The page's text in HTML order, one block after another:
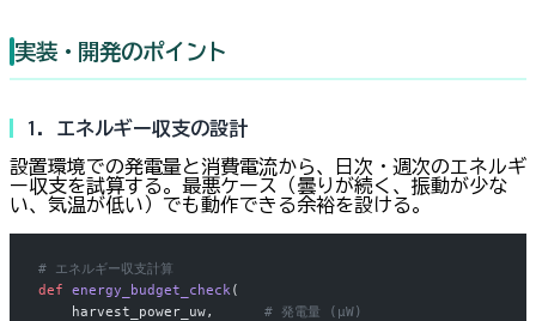
実装・開発のポイント
1. エネルギー収支の設計
設置環境での発電量と消費電流から、日次・週次のエネルギ
ー収支を試算する。最悪ケース（曇りが続く、振動が少な
い、気温が低い）でも動作できる余裕を設ける。
# エネルギー収支計算
def energy_budget_check (
    harvest_power_uw,
# 発電量 (µW)